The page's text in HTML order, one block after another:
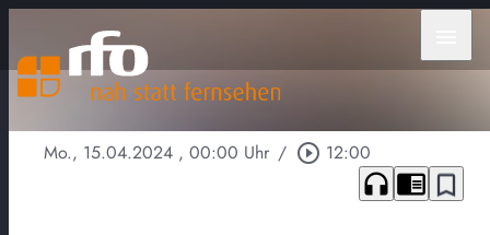
Mo., 15.04.2024 , 00:00 Uhr / play_circle_outline 12:00
headphones chrome_reader_mode bookmark_border